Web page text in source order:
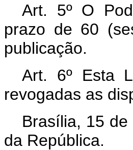
Art. 5º O
prazo de 60
publicação.
Art. 6º Esta
revogadas as
Brasília, 15 de
da República.